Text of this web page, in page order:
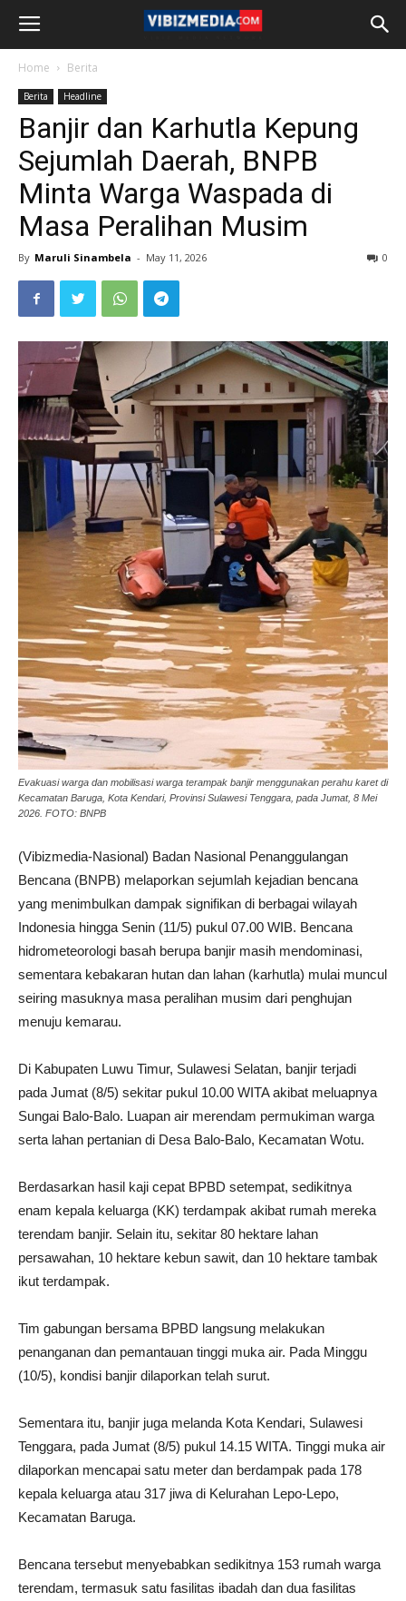
Home Berita
Berita Headline
Banjir dan Karhutla Kepung
Sejumlah Daerah, BNPB
Minta Warga Waspada di
Masa Peralihan Musim
By Maruli Sinambela - May 11, 2026 0
Evakuasi warga dan mobilisasi warga terampak banjir menggunakan perahu karet di
Kecamatan Baruga, Kota Kendari, Provinsi Sulawesi Tenggara, pada Jumat, 8 Mei
2026. FOTO: BNPB
(Vibizmedia-Nasional) Badan Nasional Penanggulangan
Bencana (BNPB) melaporkan sejumlah kejadian bencana
yang menimbulkan dampak signifikan di berbagai wilayah
Indonesia hingga Senin (11/5) pukul 07.00 WIB. Bencana
hidrometeorologi basah berupa banjir masih mendominasi,
sementara kebakaran hutan dan lahan (karhutla) mulai muncul
seiring masuknya masa peralihan musim dari penghujan
menuju kemarau.
Di Kabupaten Luwu Timur, Sulawesi Selatan, banjir terjadi
pada Jumat (8/5) sekitar pukul 10.00 WITA akibat meluapnya
Sungai Balo-Balo. Luapan air merendam permukiman warga
serta lahan pertanian di Desa Balo-Balo, Kecamatan Wotu.
Berdasarkan hasil kaji cepat BPBD setempat, sedikitnya
enam kepala keluarga (KK) terdampak akibat rumah mereka
terendam banjir. Selain itu, sekitar 80 hektare lahan
persawahan, 10 hektare kebun sawit, dan 10 hektare tambak
ikut terdampak.
Tim gabungan bersama BPBD langsung melakukan
penanganan dan pemantauan tinggi muka air. Pada Minggu
(10/5), kondisi banjir dilaporkan telah surut.
Sementara itu, banjir juga melanda Kota Kendari, Sulawesi
Tenggara, pada Jumat (8/5) pukul 14.15 WITA. Tinggi muka air
dilaporkan mencapai satu meter dan berdampak pada 178
kepala keluarga atau 317 jiwa di Kelurahan Lepo-Lepo,
Kecamatan Baruga.
Bencana tersebut menyebabkan sedikitnya 153 rumah warga
terendam, termasuk satu fasilitas ibadah dan dua fasilitas